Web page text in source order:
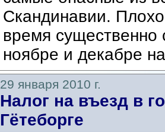
Скандинавии.
время существенно
ноябре и декабре
29 января 2010 г.
Налог на въезд в
Гётеборге